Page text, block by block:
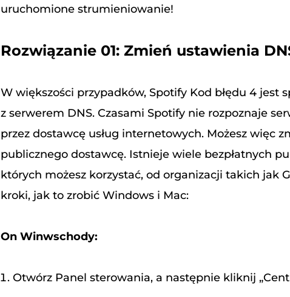
uruchomione strumieniowanie!
Rozwiązanie 01: Zmień ustawienia
W większości przypadków, Spotify Kod błędu 4 jest
z serwerem DNS. Czasami Spotify nie rozpoznaje
przez dostawcę usług internetowych. Możesz więc
publicznego dostawcę. Istnieje wiele bezpłatnych
których możesz korzystać, od organizacji takich jak
kroki, jak to zrobić Windows i Mac:
On Winwschody:
Otwórz Panel sterowania, a następnie kliknij